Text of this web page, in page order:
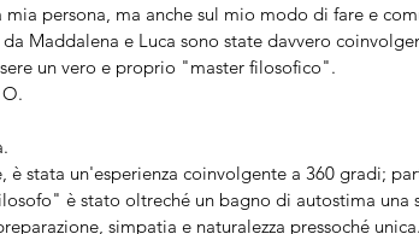
persona, ma anche sul mio modo di fare e
Maddalena e Luca sono state davvero
un vero e proprio "master filosofico".
stata un'esperienza coinvolgente a 360 gradi;
è stato oltreché un bagno di autostima una
simpatia e naturalezza pressoché